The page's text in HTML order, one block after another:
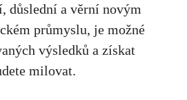
důslední a ⁣věrní novým
průmyslu,​ je ⁤možné
výsledků a získat⁣
milovat.